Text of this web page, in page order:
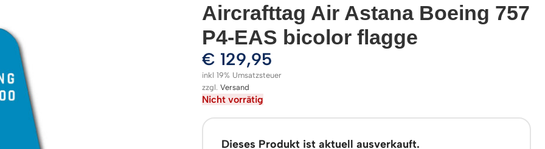
Aircrafttag Air Astana Boeing 757
P4-EAS bicolor flagge
€ 129,95
inkl 19% Umsatzsteuer
zzgl. Versand
Nicht vorrätig
Dieses Produkt ist aktuell ausverkauft.